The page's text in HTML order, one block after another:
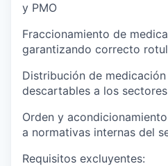
y PMO
Fraccionamiento de
garantizando correcto
Distribución de
descartables a los
Orden y
a normativas internas del
Requisitos excluyentes: